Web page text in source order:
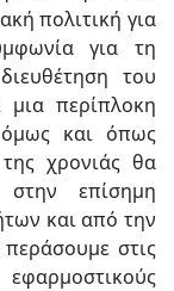
πολιτική για
για τη
του
μια περίπλοκη
όμως και όπως
χρονιάς θα
επίσημη
και από την
στις